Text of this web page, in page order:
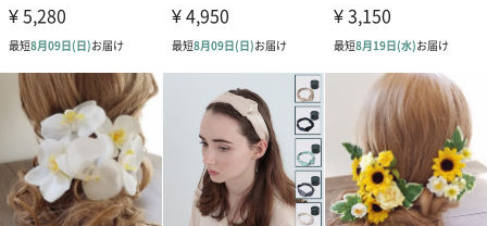
商品オプション情報
ラッピング